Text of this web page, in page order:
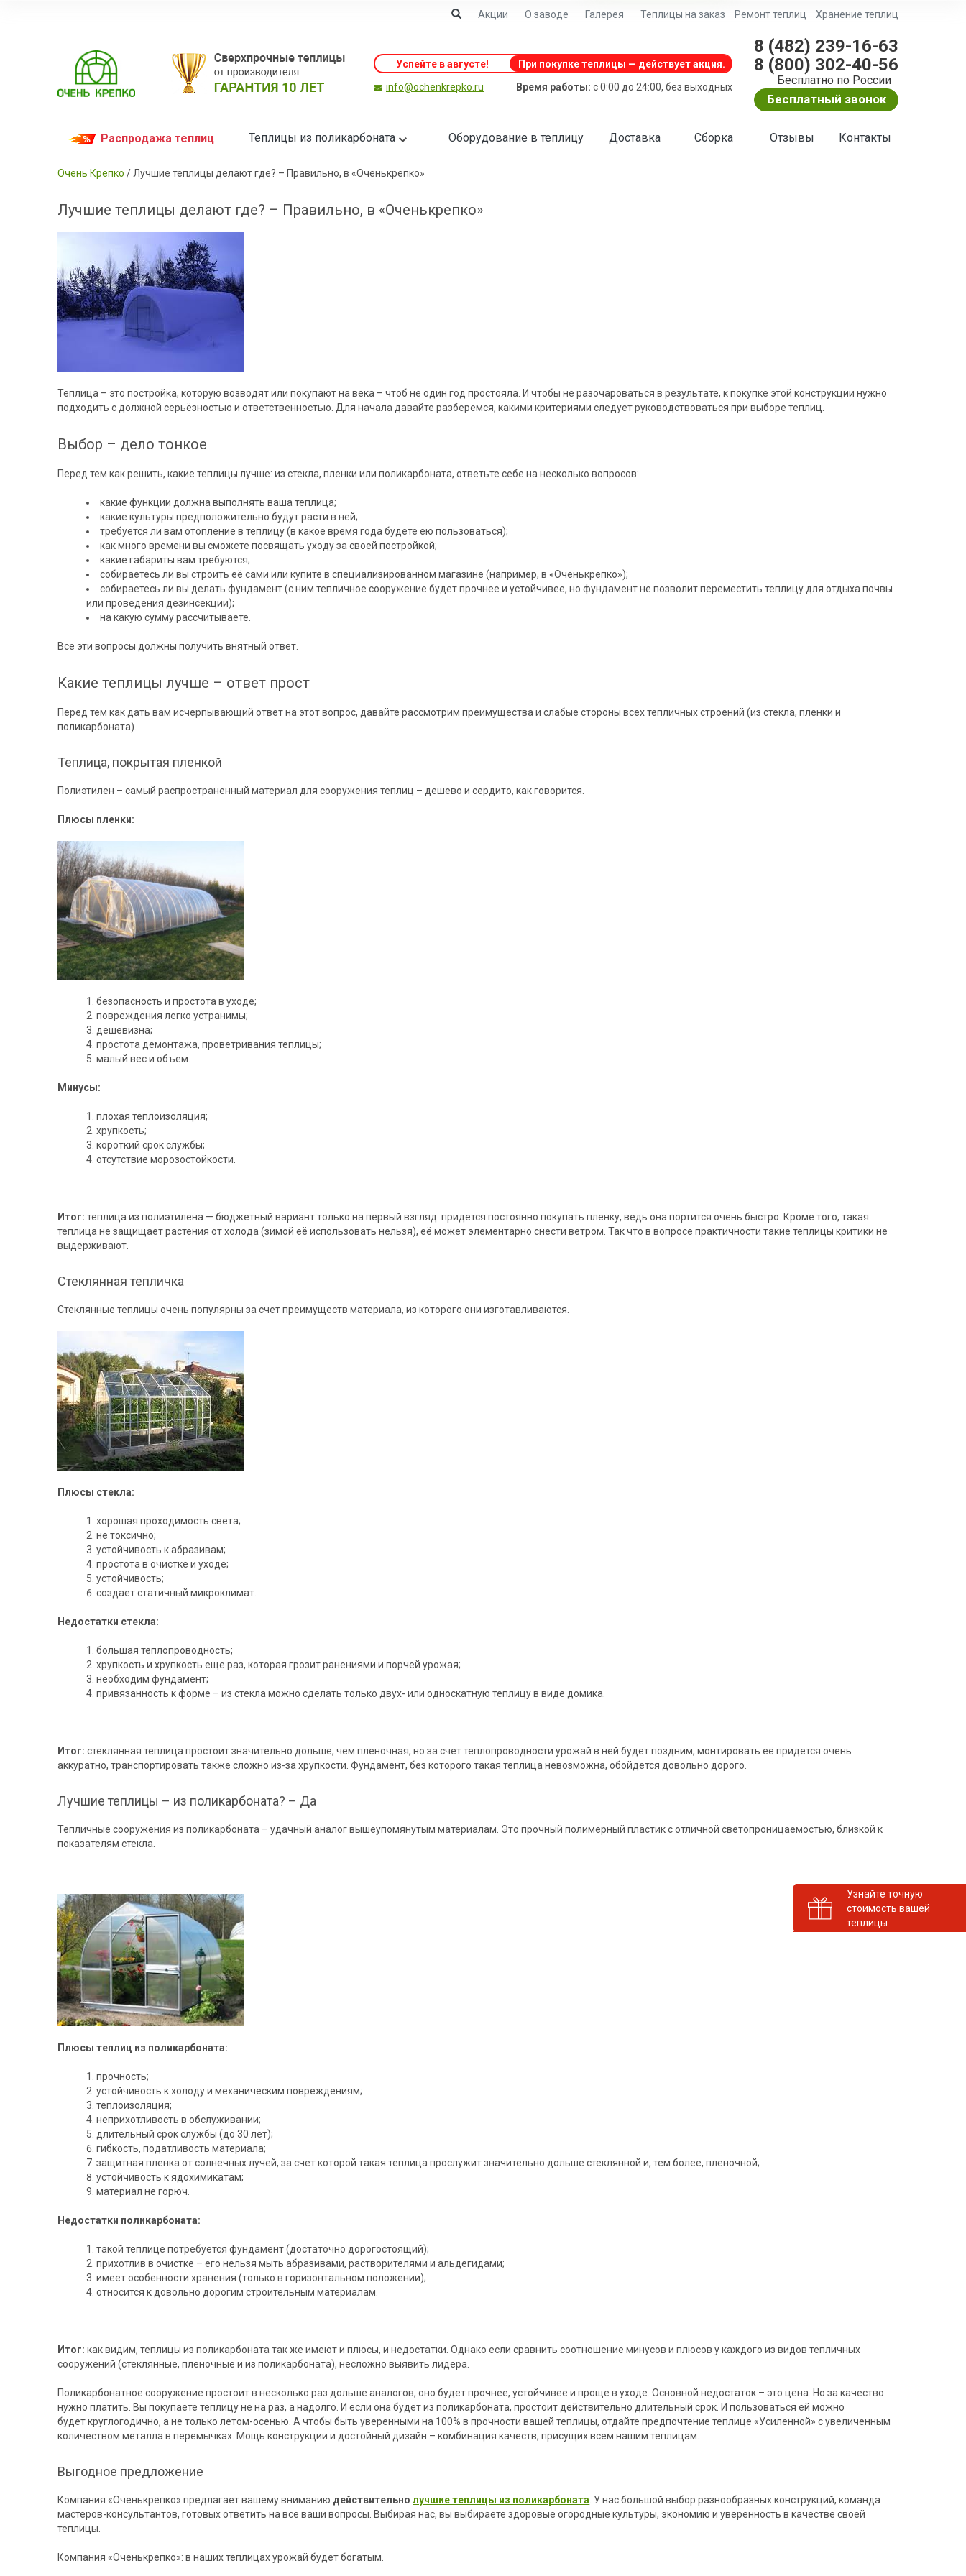
Акции О заводе Галерея Теплицы на заказ Ремонт теплиц Хранение теплиц
Успейте в августе! При покупке теплицы — действует акция.
info@ochenkrepko.ru Время работы: с 0:00 до 24:00, без выходных
8 (482) 239-16-63
8 (800) 302-40-56
Бесплатно по России
Бесплатный звонок
Распродажа теплиц Теплицы из поликарбоната Оборудование в теплицу Доставка Сборка Отзывы Контакты
Очень Крепко / Лучшие теплицы делают где? – Правильно, в «Оченькрепко»
Лучшие теплицы делают где? – Правильно, в «Оченькрепко»
Теплица – это постройка, которую возводят или покупают на века – чтоб не один год простояла. И чтобы не разочароваться в результате, к покупке этой конструкции нужно
подходить с должной серьёзностью и ответственностью. Для начала давайте разберемся, какими критериями следует руководствоваться при выборе теплиц.
Выбор – дело тонкое
Перед тем как решить, какие теплицы лучше: из стекла, пленки или поликарбоната, ответьте себе на несколько вопросов:
какие функции должна выполнять ваша теплица;
какие культуры предположительно будут расти в ней;
требуется ли вам отопление в теплицу (в какое время года будете ею пользоваться);
как много времени вы сможете посвящать уходу за своей постройкой;
какие габариты вам требуются;
собираетесь ли вы строить её сами или купите в специализированном магазине (например, в «Оченькрепко»);
собираетесь ли вы делать фундамент (с ним тепличное сооружение будет прочнее и устойчивее, но фундамент не позволит переместить теплицу для отдыха почвы
или проведения дезинсекции);
на какую сумму рассчитываете.
Все эти вопросы должны получить внятный ответ.
Какие теплицы лучше – ответ прост
Перед тем как дать вам исчерпывающий ответ на этот вопрос, давайте рассмотрим преимущества и слабые стороны всех тепличных строений (из стекла, пленки и
поликарбоната).
Теплица, покрытая пленкой
Полиэтилен – самый распространенный материал для сооружения теплиц – дешево и сердито, как говорится.
Плюсы пленки:
безопасность и простота в уходе;
повреждения легко устранимы;
дешевизна;
простота демонтажа, проветривания теплицы;
малый вес и объем.
Минусы:
плохая теплоизоляция;
хрупкость;
короткий срок службы;
отсутствие морозостойкости.
Итог: теплица из полиэтилена — бюджетный вариант только на первый взгляд: придется постоянно покупать пленку, ведь она портится очень быстро. Кроме того, такая
теплица не защищает растения от холода (зимой её использовать нельзя), её может элементарно снести ветром. Так что в вопросе практичности такие теплицы критики не
выдерживают.
Стеклянная тепличка
Стеклянные теплицы очень популярны за счет преимуществ материала, из которого они изготавливаются.
Плюсы стекла:
хорошая проходимость света;
не токсично;
устойчивость к абразивам;
простота в очистке и уходе;
устойчивость;
создает статичный микроклимат.
Недостатки стекла:
большая теплопроводность;
хрупкость и хрупкость еще раз, которая грозит ранениями и порчей урожая;
необходим фундамент;
привязанность к форме – из стекла можно сделать только двух- или односкатную теплицу в виде домика.
Итог: стеклянная теплица простоит значительно дольше, чем пленочная, но за счет теплопроводности урожай в ней будет поздним, монтировать её придется очень
аккуратно, транспортировать также сложно из-за хрупкости. Фундамент, без которого такая теплица невозможна, обойдется довольно дорого.
Лучшие теплицы – из поликарбоната? – Да
Тепличные сооружения из поликарбоната – удачный аналог вышеупомянутым материалам. Это прочный полимерный пластик с отличной светопроницаемостью, близкой к
показателям стекла.
Плюсы теплиц из поликарбоната:
прочность;
устойчивость к холоду и механическим повреждениям;
теплоизоляция;
неприхотливость в обслуживании;
длительный срок службы (до 30 лет);
гибкость, податливость материала;
защитная пленка от солнечных лучей, за счет которой такая теплица прослужит значительно дольше стеклянной и, тем более, пленочной;
устойчивость к ядохимикатам;
материал не горюч.
Недостатки поликарбоната:
такой теплице потребуется фундамент (достаточно дорогостоящий);
прихотлив в очистке – его нельзя мыть абразивами, растворителями и альдегидами;
имеет особенности хранения (только в горизонтальном положении);
относится к довольно дорогим строительным материалам.
Итог: как видим, теплицы из поликарбоната так же имеют и плюсы, и недостатки. Однако если сравнить соотношение минусов и плюсов у каждого из видов тепличных
сооружений (стеклянные, пленочные и из поликарбоната), несложно выявить лидера.
Поликарбонатное сооружение простоит в несколько раз дольше аналогов, оно будет прочнее, устойчивее и проще в уходе. Основной недостаток – это цена. Но за качество
нужно платить. Вы покупаете теплицу не на раз, а надолго. И если она будет из поликарбоната, простоит действительно длительный срок. И пользоваться ей можно
будет круглогодично, а не только летом-осенью. А чтобы быть уверенными на 100% в прочности вашей теплицы, отдайте предпочтение теплице «Усиленной» с увеличенным
количеством металла в перемычках. Мощь конструкции и достойный дизайн – комбинация качеств, присущих всем нашим теплицам.
Выгодное предложение
Компания «Оченькрепко» предлагает вашему вниманию действительнолучшие теплицы из поликарбоната . У нас большой выбор разнообразных конструкций, команда
мастеров-консультантов, готовых ответить на все ваши вопросы. Выбирая нас, вы выбираете здоровые огородные культуры, экономию и уверенность в качестве своей
теплицы.
Компания «Оченькрепко»: в наших теплицах урожай будет богатым.
Узнайте точную
стоимость вашей
теплицы